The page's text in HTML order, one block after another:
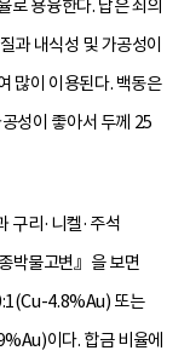
용융한다. 납은 쇠의
과 내식성 및 가공성이
많이 이용된다. 백동은
성이 좋아서 두께 25
구리·니켈·주석
박물고변』을 보면
4.8%Au) 또는
이다. 합금 비율에